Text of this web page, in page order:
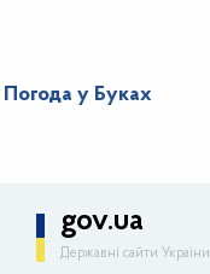
Погода у Буках
gov.ua
Державні сайти України